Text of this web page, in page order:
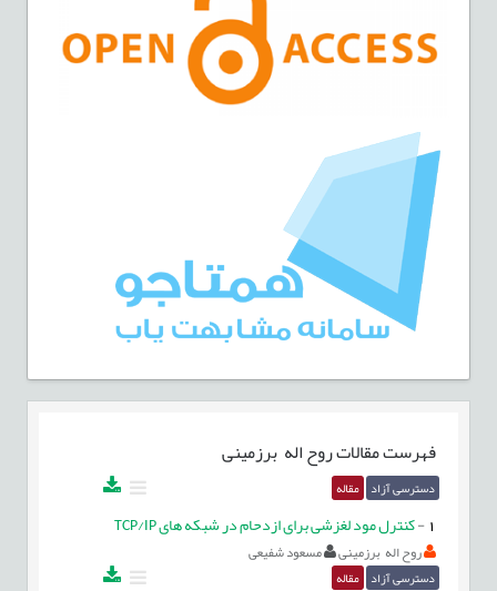
فهرست مقالاتروح اله برزمینی
دسترسی آزاد مقاله
-کنترل مود لغزشی برای ازدحام در شبکه های TCP/IP
روح اله برزمینی مسعود شفیعی
دسترسی آزاد مقاله